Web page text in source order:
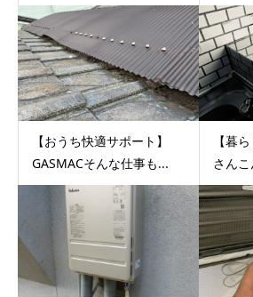
【おうち快適サポート】
GASMACそんな仕事も...
【暮
さん